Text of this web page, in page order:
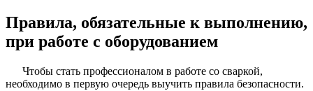
Правила, обязательные к выполнению,
при работе с оборудованием
Чтобы стать профессионалом в работе со сваркой,
необходимо в первую очередь выучить правила безопасности.